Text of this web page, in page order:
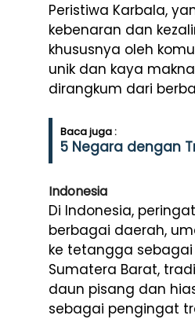
Peristiwa Karbala,
kebenaran dan
khususnya oleh
unik dan kaya
dirangkum dari
Baca juga :
5 Negara dengan
Indonesia
Di Indonesia,
berbagai daerah,
ke tetangga sebagai
Sumatera Barat,
daun pisang dan
sebagai pengingat